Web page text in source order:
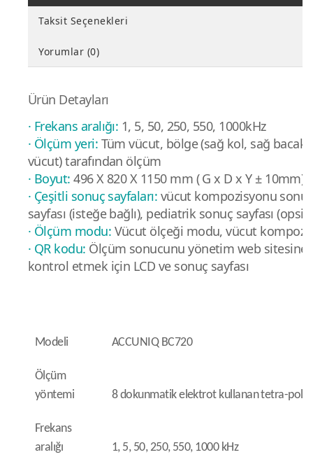
Taksit Seçenekleri
Yorumlar (0)
Ürün Detayları
· Frekans aralığı: 1, 5, 50, 250, 550, 1000kHz
· Ölçüm yeri: Tüm vücut, bölge (sağ kol, sağ
vücut) tarafından ölçüm
· Boyut: 496 X 820 X 1150 mm ( G x D x Y ± 10mm)
· Çeşitli sonuç sayfaları: vücut kompozisyonu
sayfası (isteğe bağlı), pediatrik sonuç sayfası
· Ölçüm modu: Vücut ölçeği modu, vücut
· QR kodu: Ölçüm sonucunu yönetim web sitesine
kontrol etmek için LCD ve sonuç sayfası
Modeli ACCUNIQ BC720
Ölçüm
yöntemi
8 dokunmatik elektrot kullanan tetra-
Frekans
aralığı
1, 5, 50, 250, 550, 1000 kHz